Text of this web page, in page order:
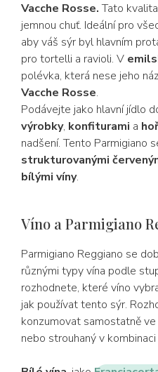
Vacche Rosse.Tato
jemnou chuť. Ideální pro
aby váš sýr byl hlavním
pro tortelli a ravioli. V
polévka, která nese jeho
Vacche Rosse.
Podávejte jako hlavní jídlo
výrobky, konfiturami a
nadšení. Tento Parmigiano
strukturovanými
bílými víny.
Víno a Parmigiano
Parmigiano Reggiano se
různými typy vína podle
rozhodnete, které víno
jak používat tento sýr.
konzumovat samostatně
nebo strouhaný v